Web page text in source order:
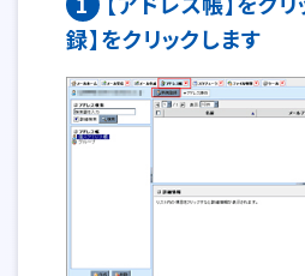
録】をクリックします